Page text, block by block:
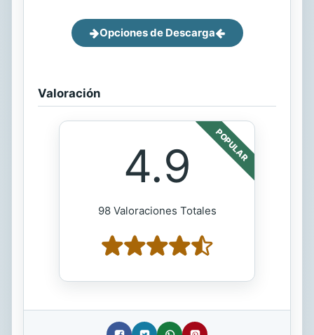
Opciones de Descarga
Valoración
POPULAR
4.9
98 Valoraciones Totales